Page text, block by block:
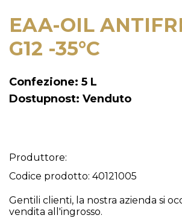
EAA-OIL
G12 -35°C
Confezione: 5 L
Dostupnost: Venduto
Produttore:
Codice prodotto: 40121005
Gentili clienti, la nostra azienda si
vendita all'ingrosso.